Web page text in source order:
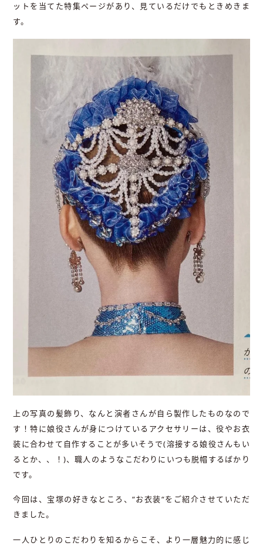
ットを当てた特集ページがあり、見ているだけでもときめきま
す。
上の写真の髪飾り、なんと演者さんが自ら製作したものなので
す！特に娘役さんが身につけているアクセサリーは、役やお衣
装に合わせて自作することが多いそうで(溶接する娘役さんもい
るとか、、！ )、職人のようなこだわりにいつも脱帽するばかり
です。
今回は、宝塚の好きなところ、 “お衣装“をご紹介させていただ
きました。
一人ひとりのこだわりを知るからこそ、より一層魅力的に感じ